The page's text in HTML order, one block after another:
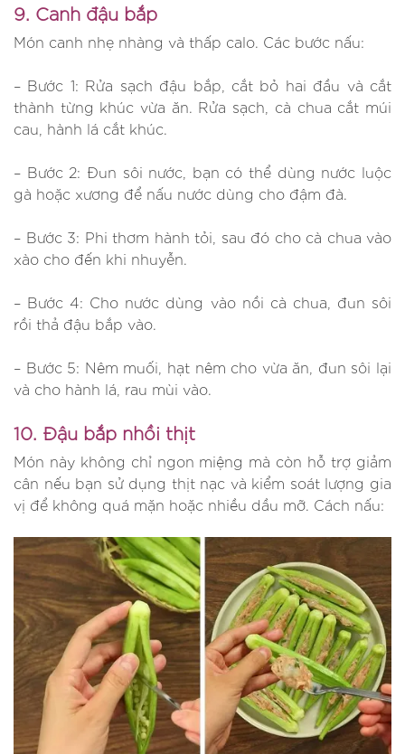
9. Canh đậu bắp
Món canh nhẹ nhàng và thấp calo. Các bước nấu:
– Bước 1: Rửa sạch đậu bắp, cắt bỏ hai đầu và cắt
thành từng khúc vừa ăn. Rửa sạch, cà chua cắt múi
cau, hành lá cắt khúc.
– Bước 2: Đun sôi nước, bạn có thể dùng nước luộc
gà hoặc xương để nấu nước dùng cho đậm đà.
– Bước 3: Phi thơm hành tỏi, sau đó cho cà chua vào
xào cho đến khi nhuyễn.
– Bước 4: Cho nước dùng vào nồi cà chua, đun sôi
rồi thả đậu bắp vào.
– Bước 5: Nêm muối, hạt nêm cho vừa ăn, đun sôi lại
và cho hành lá, rau mùi vào.
10. Đậu bắp nhồi thịt
Món này không chỉ ngon miệng mà còn hỗ trợ giảm
cân nếu bạn sử dụng thịt nạc và kiểm soát lượng gia
vị để không quá mặn hoặc nhiều dầu mỡ. Cách nấu: